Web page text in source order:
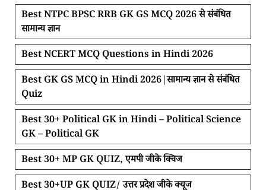
Best NTPC BPSC RRB GK GS MCQ 2026 से संबंधित
सामान्य ज्ञान
Best NCERT MCQ Questions in Hindi 2026
Best GK GS MCQ in Hindi 2026|सामान्य ज्ञान से संबंधित
Quiz
Best 30+ Political GK in Hindi – Political Science
GK – Political GK
Best 30+ MP GK QUIZ, एमपी जीके क्विज
Best 30+UP GK QUIZ/ उत्तर प्रदेश जीके क्यूज